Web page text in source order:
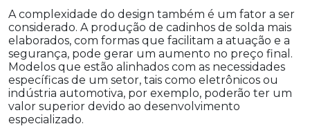
A complexidade do design também é um fator a ser
considerado. A produção de cadinhos de solda mais
elaborados, com formas que facilitam a atuação e a
segurança, pode gerar um aumento no preço final.
Modelos que estão alinhados com as necessidades
específicas de um setor, tais como eletrônicos ou
indústria automotiva, por exemplo, poderão ter um
valor superior devido ao desenvolvimento
especializado.